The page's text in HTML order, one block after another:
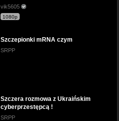
vik5605
1080p
Szczepionki mRNA czym
SRPP
Szczera rozmowa z Ukraińskim
cyberprzestępcą !
SRPP